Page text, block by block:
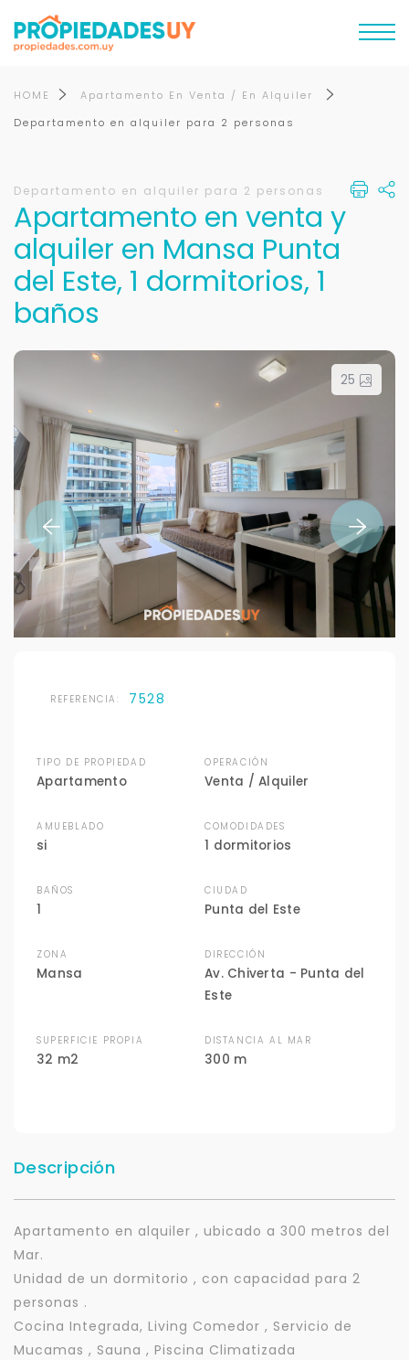
HOME
Apartamento En Venta / En Alquiler
Departamento en alquiler para 2 personas
Departamento en alquiler para 2 personas
Apartamento en venta y
alquiler en Mansa Punta
del Este, 1 dormitorios, 1
baños
25
REFERENCIA: 7528
TIPO DE PROPIEDAD
Apartamento
OPERACIÓN
Venta / Alquiler
AMUEBLADO
si
COMODIDADES
1 dormitorios
BAÑOS
1
CIUDAD
Punta del Este
ZONA
Mansa
DIRECCIÓN
Av. Chiverta - Punta del
Este
SUPERFICIE PROPIA
32 m2
DISTANCIA AL MAR
300 m
Descripción
Apartamento en alquiler , ubicado a 300 metros del
Mar.
Unidad de un dormitorio , con capacidad para 2
personas .
Cocina Integrada, Living Comedor , Servicio de
Mucamas , Sauna , Piscina Climatizada